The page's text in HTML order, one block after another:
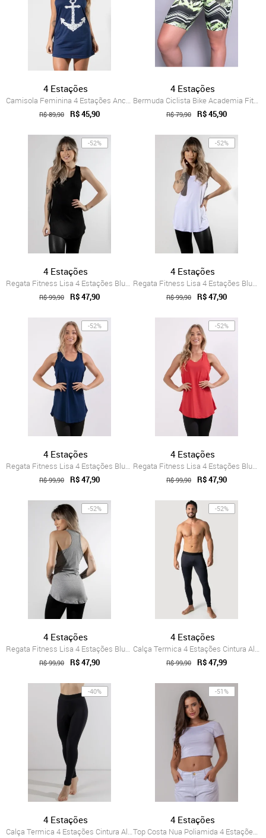
4 Estações
Camisola Feminina 4 Estações Ancora Conf...
R$ 89,90 R$ 45,90
4 Estações
Bermuda Ciclista Bike Academia Fitness C...
R$ 79,90 R$ 45,90
-52%
4 Estações
Regata Fitness Lisa 4 Estações Blusa Fem...
R$ 99,90 R$ 47,90
-52%
4 Estações
Regata Fitness Lisa 4 Estações Blusa Fem...
R$ 99,90 R$ 47,90
-52%
4 Estações
Regata Fitness Lisa 4 Estações Blusa Fem...
R$ 99,90 R$ 47,90
-52%
4 Estações
Regata Fitness Lisa 4 Estações Blusa Fem...
R$ 99,90 R$ 47,90
-52%
4 Estações
Regata Fitness Lisa 4 Estações Blusa Fem...
R$ 99,90 R$ 47,90
-52%
4 Estações
Calça Termica 4 Estações Cintura Alta Pr...
R$ 99,90 R$ 47,99
-40%
4 Estações
Calça Termica 4 Estações Cintura Alta Pr...
-51%
4 Estações
Top Costa Nua Poliamida 4 Estações Branco